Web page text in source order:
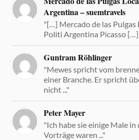
Argentina – suemtravels
"[…] Mercado de las
Politi Argentina Picasso
Guntram Röhlinger
"Mewes spricht vom
einer Branche. Er spricht
nicht ..."
Peter Mayer
"Ich habe sie einige Male
Vorträge waren ..."